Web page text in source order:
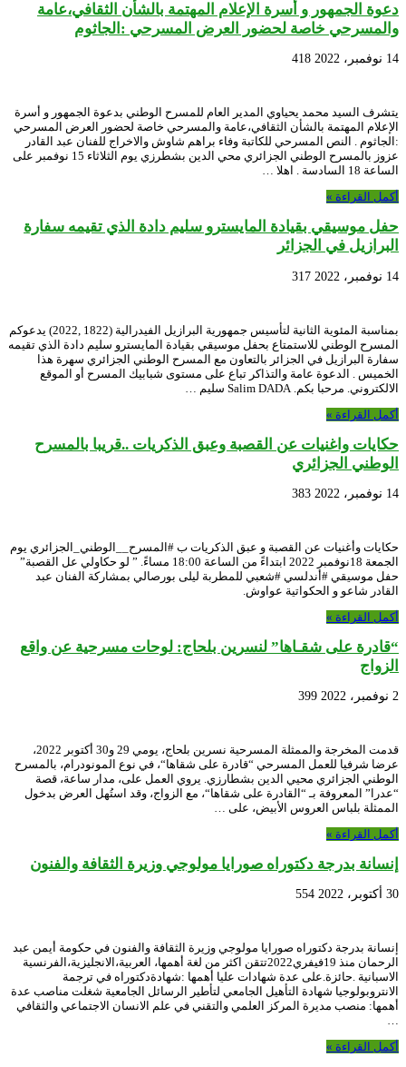
دعوة الجمهور و أسرة الإعلام المهتمة بالشأن الثقافي،عامة
والمسرحي خاصة لحضور العرض المسرحي :الجاثوم
14 نوفمبر، 2022 418
يتشرف السيد محمد يحياوي المدير العام للمسرح الوطني بدعوة الجمهور و أسرة
الإعلام المهتمة بالشأن الثقافي،عامة والمسرحي خاصة لحضور العرض المسرحي
:الجاثوم . النص المسرحي للكاتبة وفاء براهم شاوش والاخراج للفنان عبد القادر
عزوز بالمسرح الوطني الجزائري محي الدين بشطرزي يوم الثلاثاء 15 نوفمبر على
الساعة 18 السادسة . اهلا …
أكمل القراءة »
حفل موسيقي بقيادة المايسترو سليم دادة الذي تقيمه سفارة
البرازيل في الجزائر
14 نوفمبر، 2022 317
بمناسبة المئوية الثانية لتأسيس جمهورية البرازيل الفيدرالية (1822 ,2022) يدعوكم
المسرح الوطني للاستمتاع بحفل موسيقي بقيادة المايسترو سليم دادة الذي تقيمه
سفارة البرازيل في الجزائر بالتعاون مع المسرح الوطني الجزائري سهرة هذا
الخميس . الدعوة عامة والتذاكر تباع على مستوى شبابيك المسرح أو الموقع
الالكتروني. مرحبا بكم. Salim DADA سليم …
أكمل القراءة »
حكايات واغنيات عن القصبة وعبق الذكريات ..قريبا بالمسرح
الوطني الجزائري
14 نوفمبر، 2022 383
حكايات وأغنيات عن القصبة و عبق الذكريات ب #المسرح__الوطني_الجزائري يوم
الجمعة 18نوفمبر 2022 ابتداءً من الساعة 18:00 مساءً. ” لو حكاولي عل القصبة”
حفل موسيقي #أندلسي #شعبي للمطربة ليلى بورصالي بمشاركة الفنان عبد
القادر شاعو و الحكواتية عواوش.
أكمل القراءة »
“قادرة على شقـاها” لنسرين بلحاج: لوحات مسرحية عن واقع
الزواج
2 نوفمبر، 2022 399
قدمت المخرجة والممثلة المسرحية نسرين بلحاج، يومي 29 و30 أكتوبر 2022،
عرضا شرفيا للعمل المسرحي “قادرة على شقاها“، في نوع المونودرام، بالمسرح
الوطني الجزائري محيي الدين بشطارزي. يروي العمل على، مدار ساعة، قصة
“عدرا” المعروفة بـ “القادرة على شقاها“، مع الزواج، وقد استُهل العرض بدخول
الممثلة بلباس العروس الأبيض، على …
أكمل القراءة »
إنسانة بدرجة دكتوراه صورايا مولوجي وزيرة الثقافة والفنون
30 أكتوبر، 2022 554
إنسانة بدرجة دكتوراه صورايا مولوجي وزيرة الثقافة والفنون في حكومة أيمن عبد
الرحمان منذ 19فيفري2022تتقن اكثر من لغة أهمها، العربية،الانجليزية،الفرنسية
الاسبانية .حائزة.على عدة شهادات عليا أهمها :شهادةدكتوراه في ترجمة
الانتروبولوجيا شهادة التأهيل الجامعي لتأطير الرسائل الجامعية شغلت مناصب عدة
أهمها: منصب مديرة المركز العلمي والتقني في علم الانسان الاجتماعي والثقافي
…
أكمل القراءة »